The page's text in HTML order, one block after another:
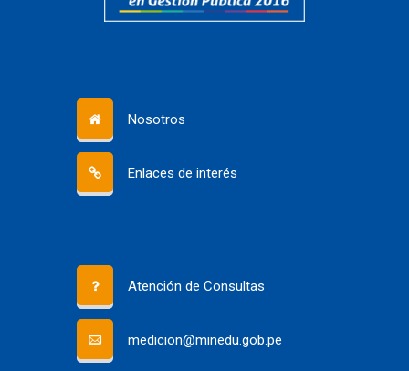
Nosotros
Enlaces de interés
Atención de Consultas
medicion@minedu.gob.pe